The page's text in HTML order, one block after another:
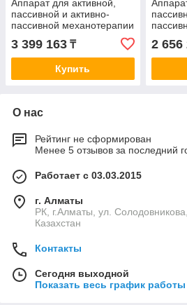
Аппарат для активной,
пассивной и активно-
пассивной механотерапии
ORMED-Moto MS030
3 399 163 ₸
Купить
2 656
О нас
Рейтинг не сформирован
Менее 5 отзывов за последний
Работает с 03.03.2015
г. Алматы
РК, г.Алматы, ул.
Казахстан
Контакты
Сегодня выходной
Показать весь график работы